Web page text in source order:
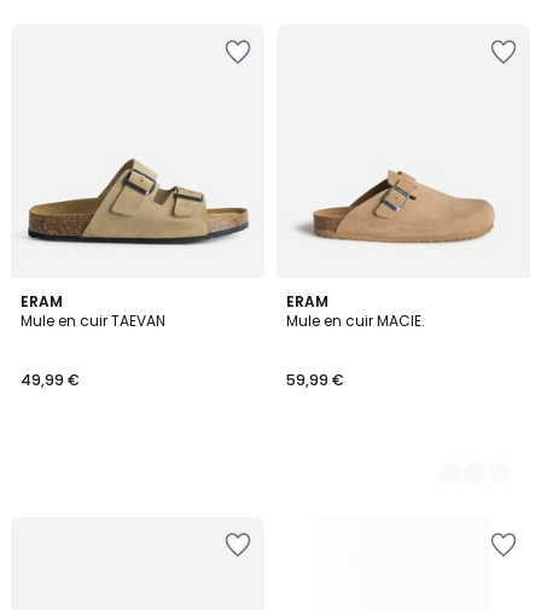
ERAM
Mule en cuir TAEVAN
49,99 €
ERAM
Mule en cuir MACIE.
59,99 €
4
Couleurs